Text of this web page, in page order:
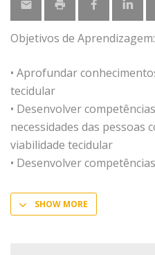
Objetivos de Aprendizagem:
• Aprofundar
tecidular
• Desenvolver
necessidades das pessoas
viabilidade tecidular
• Desenvolver
SHOW MORE